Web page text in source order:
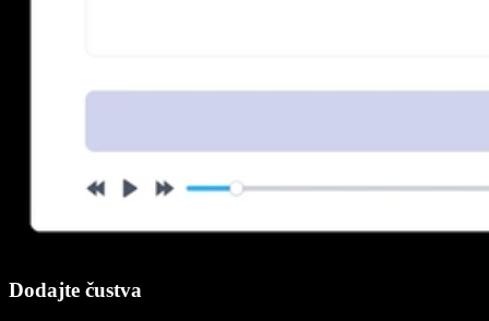
Dodajte čustva